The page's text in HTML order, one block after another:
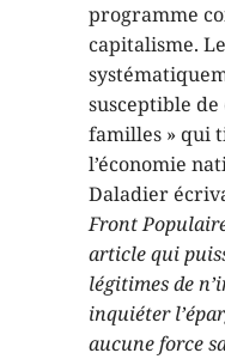
programme
capitalisme.
susceptible
familles » qui
l’économie
Daladier
Front
article qui
légitimes de
inquiéter
aucune force